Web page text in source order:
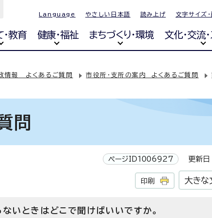
Language やさしい日本語 読み上げ 文字サイズ
教育 健康・福祉 まちづくり・環境 文化・交流
情報 よくあるご質問 市役所・支所の案内 よくあるご質問
問
ページID1006927 更新日
印刷 大きな
いときはどこで聞けばいいですか。